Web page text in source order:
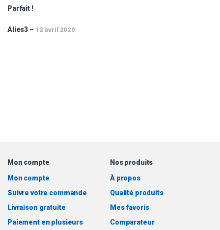
Parfait !
Alies3 – 12 avril 2020
Mon compte
Mon compte
Suivre votre commande
Livraison gratuite
Paiement en plusieurs
Nos produits
À propos
Qualité produits
Mes favoris
Comparateur